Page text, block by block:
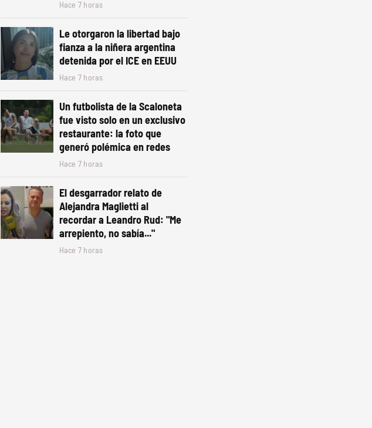
Hace 7 horas
Le otorgaron la libertad bajo
fianza a la niñera argentina
detenida por el ICE en EEUU
Hace 7 horas
Un futbolista de la Scaloneta
fue visto solo en un exclusivo
restaurante: la foto que
generó polémica en redes
Hace 7 horas
El desgarrador relato de
Alejandra Maglietti al
recordar a Leandro Rud: "Me
arrepiento, no sabía..."
Hace 7 horas